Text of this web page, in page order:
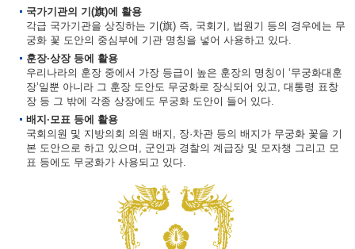
국가기관의 기(旗)에 활용
각급 국가기관을 상징하는 기(旗) 즉, 국회기, 법원기 등의 경우에는 무
궁화 꽃 도안의 중심부에 기관 명칭을 넣어 사용하고 있다.
훈장·상장 등에 활용
우리나라의 훈장 중에서 가장 등급이 높은 훈장의 명칭이 ‘무궁화대훈
장’일뿐 아니라 그 훈장 도안도 무궁화로 장식되어 있고, 대통령 표창
장 등 그 밖에 각종 상장에도 무궁화 도안이 들어 있다.
배지·모표 등에 활용
국회의원 및 지방의회 의원 배지, 장·차관 등의 배지가 무궁화 꽃을 기
본 도안으로 하고 있으며, 군인과 경찰의 계급장 및 모자챙 그리고 모
표 등에도 무궁화가 사용되고 있다.